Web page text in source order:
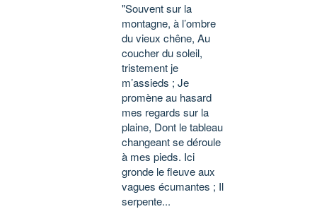
"Souvent sur la
montagne, à l’ombre
du vieux chêne, Au
coucher du soleil,
tristement je
m’assieds ; Je
promène au hasard
mes regards sur la
plaine, Dont le tableau
changeant se déroule
à mes pieds. Ici
gronde le fleuve aux
vagues écumantes ; Il
serpente...